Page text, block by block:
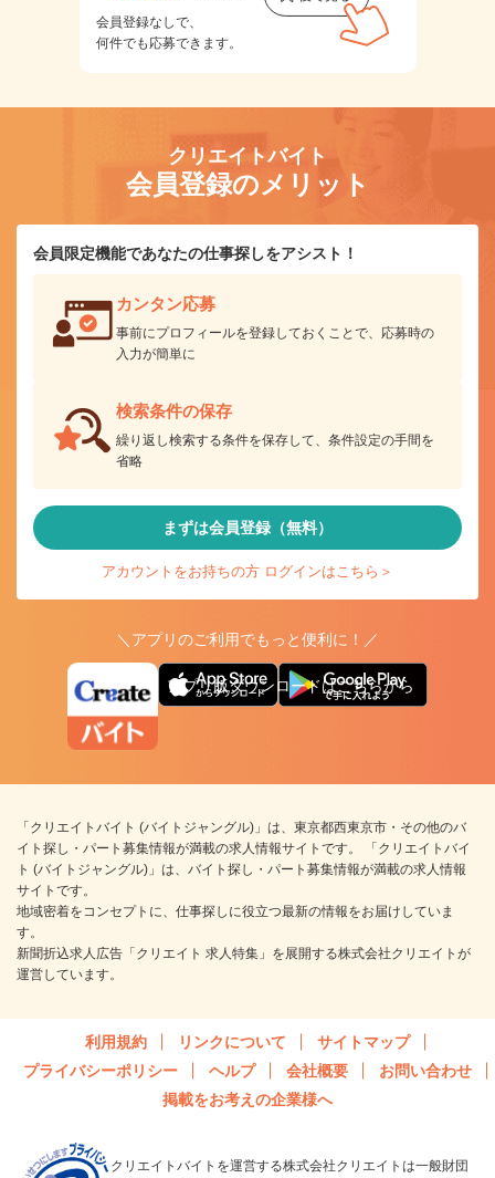
会員登録なしで、
何件でも応募できます。
クリエイトバイト
会員登録のメリット
会員限定機能であなたの仕事探しをアシスト！
カンタン応募
事前にプロフィールを登録しておくことで、応募時の
入力が簡単に
検索条件の保存
繰り返し検索する条件を保存して、条件設定の手間を
省略
まずは会員登録（無料）
アカウントをお持ちの方 ログインはこちら＞
＼アプリのご利用でもっと便利に！／
アプリ版ダウンロードはこちらから
「クリエイトバイト (バイトジャングル)」は、東京都西東京市・その他のバ
イト探し・パート募集情報が満載の求人情報サイトです。 「クリエイトバイ
ト (バイトジャングル)」は、バイト探し・パート募集情報が満載の求人情報
サイトです。
地域密着をコンセプトに、仕事探しに役立つ最新の情報をお届けしていま
す。
新聞折込求人広告「クリエイト 求人特集」を展開する株式会社クリエイトが
運営しています。
利用規約 リンクについて
サイトマップ
プライバシーポリシー
ヘルプ 会社概要
お問い合わせ
掲載をお考えの企業様へ
クリエイトバイトを運営する株式会社クリエイトは一般財団